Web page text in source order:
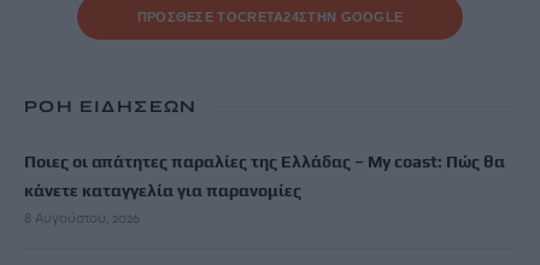
ΠΡΟΣΘΕΣΕ ΤΟCRETA24ΣΤΗΝ GOOGLE
ΡΟΗ ΕΙΔΗΣΕΩΝ
Ποιες οι απάτητες παραλίες της Ελλάδας – My coast: Πώς θα
κάνετε καταγγελία για παρανομίες
8 Αυγούστου, 2026